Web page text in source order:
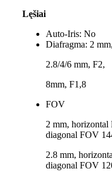
Lęšiai
Auto-Iris: No
Diafragma: 2
2.8/4/6 mm, F2,
8mm, F1,8
FOV
2 mm, horizontal
diagonal FOV
2.8 mm,
diagonal FOV